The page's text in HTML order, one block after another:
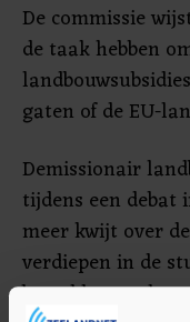
De commissie
de taak hebben
gaten of de EU-
Demissionair
tijdens een debat
meer kwijt over
verdiepen in de
betrokken